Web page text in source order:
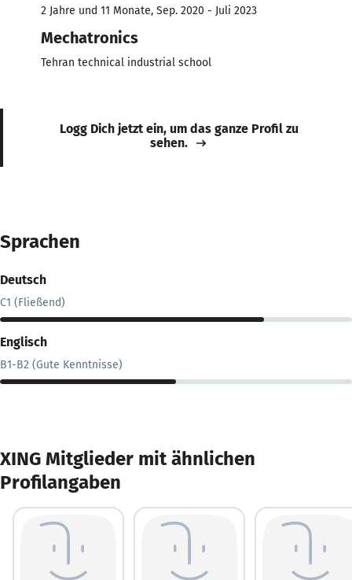
2 Jahre und 11 Monate, Sep. 2020 - Juli 2023
Mechatronics
Tehran technical industrial school
Logg Dich jetzt ein, um das ganze Profil zu
sehen.
Sprachen
Deutsch
C1 (Fließend)
Englisch
B1-B2 (Gute Kenntnisse)
XING Mitglieder mit ähnlichen
Profilangaben